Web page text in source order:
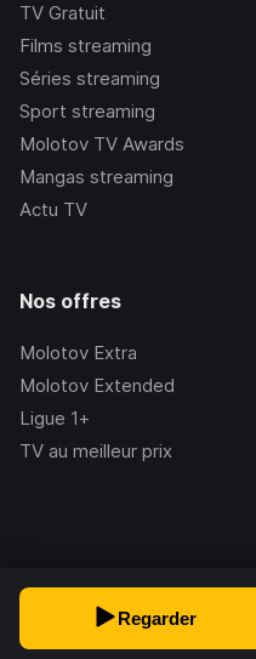
Regarder
TV Gratuit
Films streaming
Séries streaming
Sport streaming
Molotov TV Awards
Mangas streaming
Actu TV
Nos offres
Molotov Extra
Molotov Extended
Ligue 1+
TV au meilleur prix